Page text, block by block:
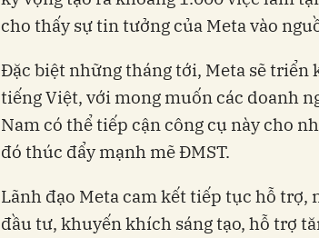
cho thấy sự tin tưởng của Meta vào
Đặc biệt những tháng tới, Meta sẽ triển
tiếng Việt, với mong muốn các doanh
Nam có thể tiếp cận công cụ này cho
đó thúc đẩy mạnh mẽ ĐMST.
Lãnh đạo Meta cam kết tiếp tục hỗ trợ,
đầu tư, khuyến khích sáng tạo, hỗ trợ